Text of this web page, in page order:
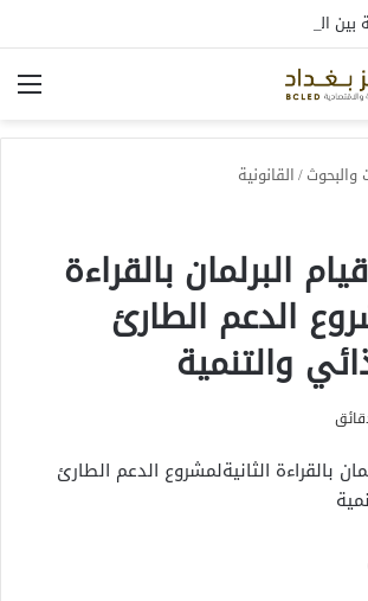
والبحوث/القانونية
البرلمان بالقراءة
الدعم الطارئ
والتنمية
بالقراءة الثانيةلمشروع الدعم الطارئ